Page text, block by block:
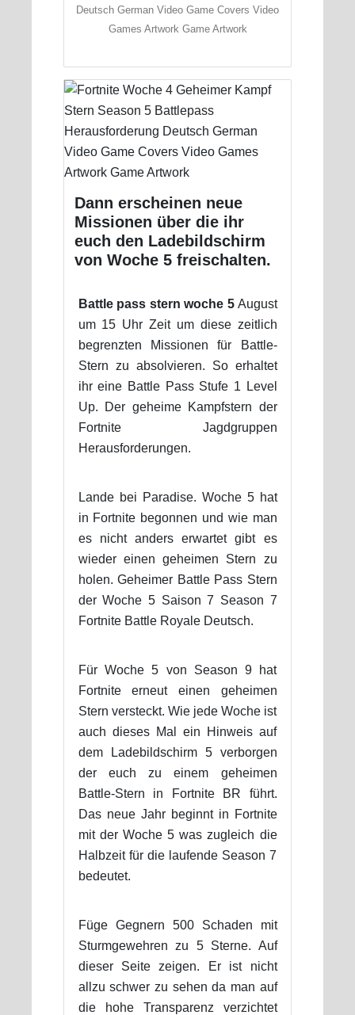
Deutsch German Video Game Covers Video
Games Artwork Game Artwork
Dann erscheinen neue
Missionen über die ihr
euch den Ladebildschirm
von Woche 5 freischalten.
Battle pass stern woche 5August
um 15 Uhr Zeit um diese zeitlich
begrenzten Missionen für Battle-
Stern zu absolvieren. So erhaltet
ihr eine Battle Pass Stufe 1 Level
Up. Der geheime Kampfstern der
Fortnite Jagdgruppen
Herausforderungen.
Lande bei Paradise. Woche 5 hat
in Fortnite begonnen und wie man
es nicht anders erwartet gibt es
wieder einen geheimen Stern zu
holen. Geheimer Battle Pass Stern
der Woche 5 Saison 7 Season 7
Fortnite Battle Royale Deutsch.
Für Woche 5 von Season 9 hat
Fortnite erneut einen geheimen
Stern versteckt. Wie jede Woche ist
auch dieses Mal ein Hinweis auf
dem Ladebildschirm 5 verborgen
der euch zu einem geheimen
Battle-Stern in Fortnite BR führt.
Das neue Jahr beginnt in Fortnite
mit der Woche 5 was zugleich die
Halbzeit für die laufende Season 7
bedeutet.
Füge Gegnern 500 Schaden mit
Sturmgewehren zu 5 Sterne. Auf
dieser Seite zeigen. Er ist nicht
allzu schwer zu sehen da man auf
die hohe Transparenz verzichtet